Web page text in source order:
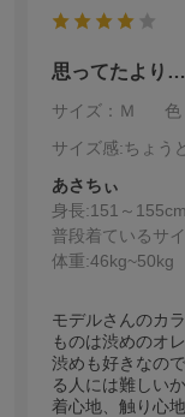
思ってたより…
サイズ：Ｍ
サイズ感:ちょう
あさちぃ
身長:151～155cm
普段着ているサ
体重:46kg~50kg
モデルさんのカ
ものは渋めのオ
渋めも好きなの
る人には難しい
着心地、触り心